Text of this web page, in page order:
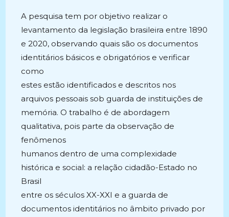
A pesquisa tem por objetivo realizar o
levantamento da legislação brasileira entre 1890
e 2020, observando quais são os documentos
identitários básicos e obrigatórios e verificar
como
estes estão identificados e descritos nos
arquivos pessoais sob guarda de instituições de
memória. O trabalho é de abordagem
qualitativa, pois parte da observação de
fenômenos
humanos dentro de uma complexidade
histórica e social: a relação cidadão-Estado no
Brasil
entre os séculos XX-XXI e a guarda de
documentos identitários no âmbito privado por